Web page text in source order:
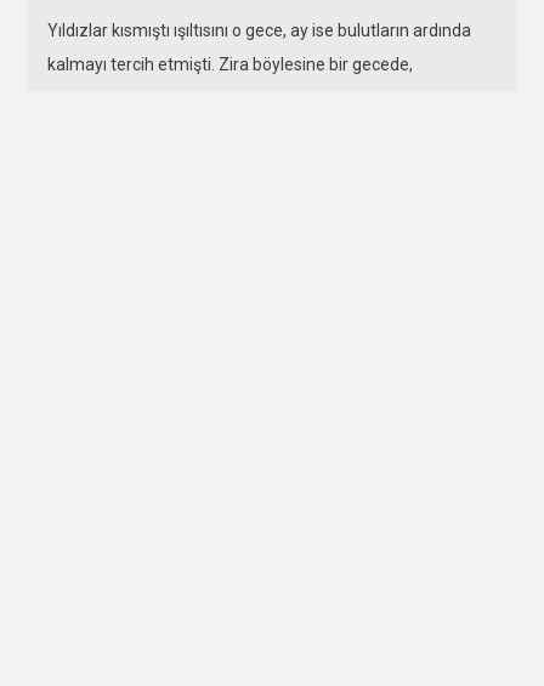
Yıldızlar kısmıştı ışıltısını o gece, ay ise bulutların ardında
kalmayı tercih etmişti. Zira böylesine bir gecede,